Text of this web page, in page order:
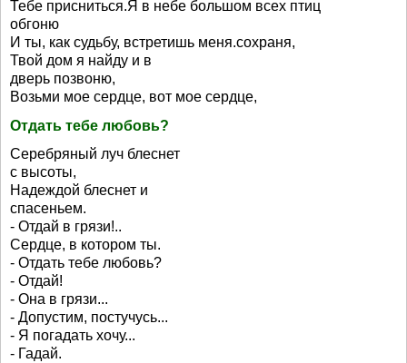
Тебе присниться.Я в небе большом всех птиц
обгоню
И ты, как судьбу, встретишь меня.сохраня,
Твой дом я найду и в
дверь позвоню,
Возьми мое сердце, вот мое сердце,
Отдать тебе любовь?
Серебряный луч блеснет
с высоты,
Надеждой блеснет и
спасеньем.
- Отдай в грязи!..
Сердце, в котором ты.
- Отдать тебе любовь?
- Отдай!
- Она в грязи...
- Допустим, постучусь...
- Я погадать хочу...
- Гадай.